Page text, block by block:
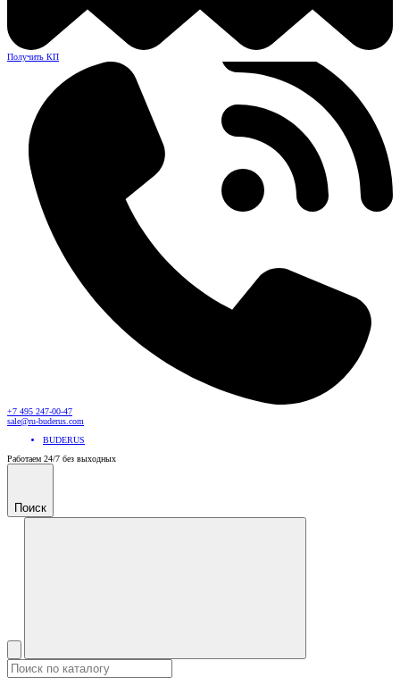
Получить КП
+7 495 247-00-47
sale@ru-buderus.com
BUDERUS
Работаем 24/7 без выходных
Поиск